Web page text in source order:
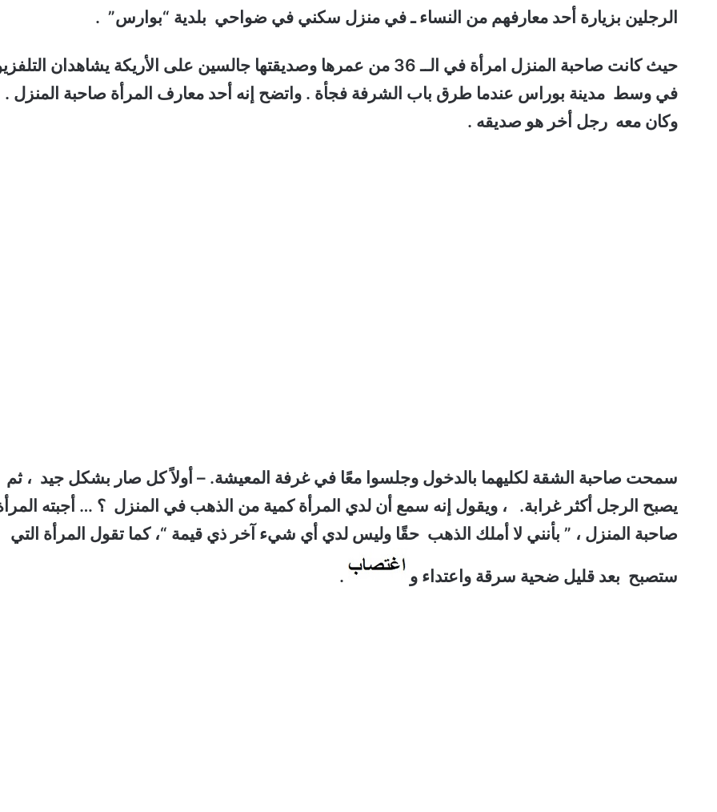
الرجلين بزيارة أحد معارفهم من النساء ـ في منزل سكني في ضواحي بلدية “بوارس” .
حيث كانت صاحبة المنزل امرأة في الــ 36 من عمرها وصديقتها جالسين على الأريكة يشاهدان
في وسط مدينة بوراس عندما طرق باب الشرفة فجأة . واتضح إنه أحد معارف المرأة صاحبة المنزل .
وكان معه رجل أخر هو صديقه .
سمحت صاحبة الشقة لكليهما بالدخول وجلسوا معًا في غرفة المعيشة. – أولاً كل صار بشكل جيد ، ثم
يصبح الرجل أكثر غرابة. ، ويقول إنه سمع أن لدي المرأة كمية من الذهب في المنزل ؟ … أجبته
صاحبة المنزل ، ” بأنني لا أملك الذهب حقًا وليس لدي أي شيء آخر ذي قيمة “، كما تقول المرأة التي
ستصبح بعد قليل ضحية سرقة واعتداء و .